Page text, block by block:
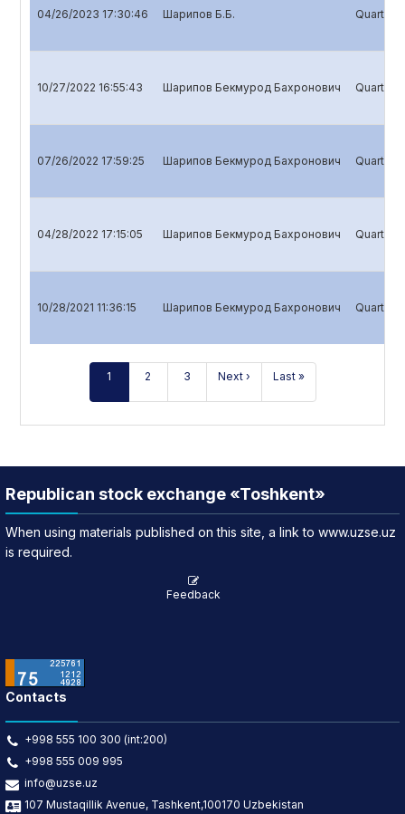
04/26/2023 17:30:46 Шарипов Б.Б.
10/27/2022 16:55:43 Шарипов Бекмурод Бахронович
07/26/2022 17:59:25 Шарипов Бекмурод Бахронович
04/28/2022 17:15:05 Шарипов Бекмурод Бахронович
10/28/2021 11:36:15 Шарипов Бекмурод Бахронович
1 2 3 Next › Last »
Republican stock exchange «Toshkent»
When using materials published on this site, a link to www.uzse.uz
is required.
Feedback
Contacts
+998 555 100 300 (int:200)
+998 555 009 995
info@uzse.uz
107 Mustaqillik Avenue, Tashkent,100170 Uzbekistan